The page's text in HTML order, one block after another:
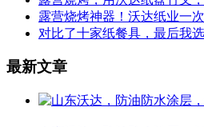
露营烧烤神器！沃达纸业一
对比了十家纸餐具，最后我
最新文章